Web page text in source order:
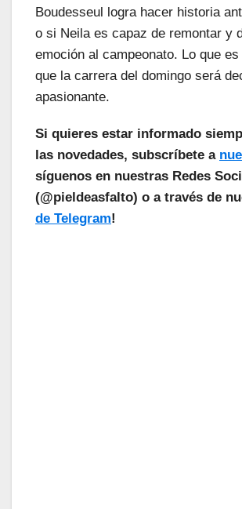
Boudesseul logra hacer historia
o si Neila es capaz de remontar y
emoción al campeonato. Lo que
que la carrera del domingo será
apasionante.
Si quieres estar informado
las novedades, subscríbete a
síguenos en nuestras Redes
(@pieldeasfalto) o a través de
de Telegram!